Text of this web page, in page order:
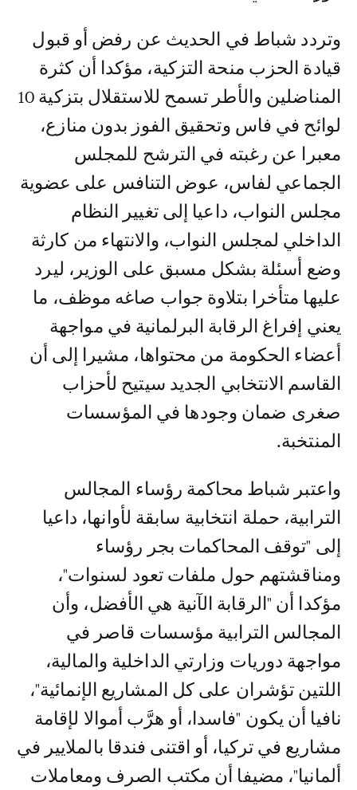
وتردد شباط في الحديث عن رفض أو قبول
قيادة الحزب منحة التزكية، مؤكدا أن كثرة
المناضلين والأطر تسمح للاستقلال بتزكية 10
لوائح في فاس وتحقيق الفوز بدون منازع،
معبرا عن رغبته في الترشح للمجلس
الجماعي لفاس، عوض التنافس على عضوية
مجلس النواب، داعيا إلى تغيير النظام
الداخلي لمجلس النواب، والانتهاء من كارثة
وضع أسئلة بشكل مسبق على الوزير، ليرد
عليها متأخرا بتلاوة جواب صاغه موظف، ما
يعني إفراغ الرقابة البرلمانية في مواجهة
أعضاء الحكومة من محتواها، مشيرا إلى أن
القاسم الانتخابي الجديد سيتيح لأحزاب
صغری ضمان وجودها في المؤسسات
المنتخبة.
واعتبر شباط محاكمة رؤساء المجالس
الترابية، حملة انتخابية سابقة لأوانها، داعيا
إلى "توقف المحاكمات بجر رؤساء
ومناقشتهم حول ملفات تعود لسنوات"،
مؤكدا أن "الرقابة الآنية هي الأفضل، وأن
المجالس الترابية مؤسسات قاصر في
مواجهة دوريات وزارتي الداخلية والمالية،
اللتين تؤشران على كل المشاريع الإنمائية"،
نافيا أن يكون "فاسدا، أو هرَّب أموالا لإقامة
مشاريع في تركيا، أو اقتنى فندقا بالملايير في
ألمانيا"، مضيفا أن مكتب الصرف ومعاملات